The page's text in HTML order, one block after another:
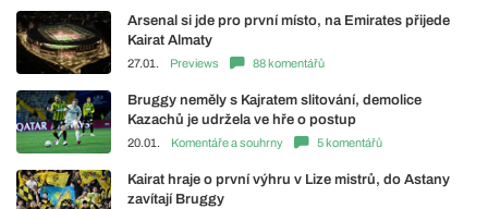
Arsenal si jde pro první místo, na Emirates přijede
Kairat Almaty
27.01. Previews 88 komentářů
Bruggy neměly s Kajratem slitování, demolice
Kazachů je udržela ve hře o postup
20.01. Komentáře a souhrny 5 komentářů
Kairat hraje o první výhru v Lize mistrů, do Astany
zavítají Bruggy